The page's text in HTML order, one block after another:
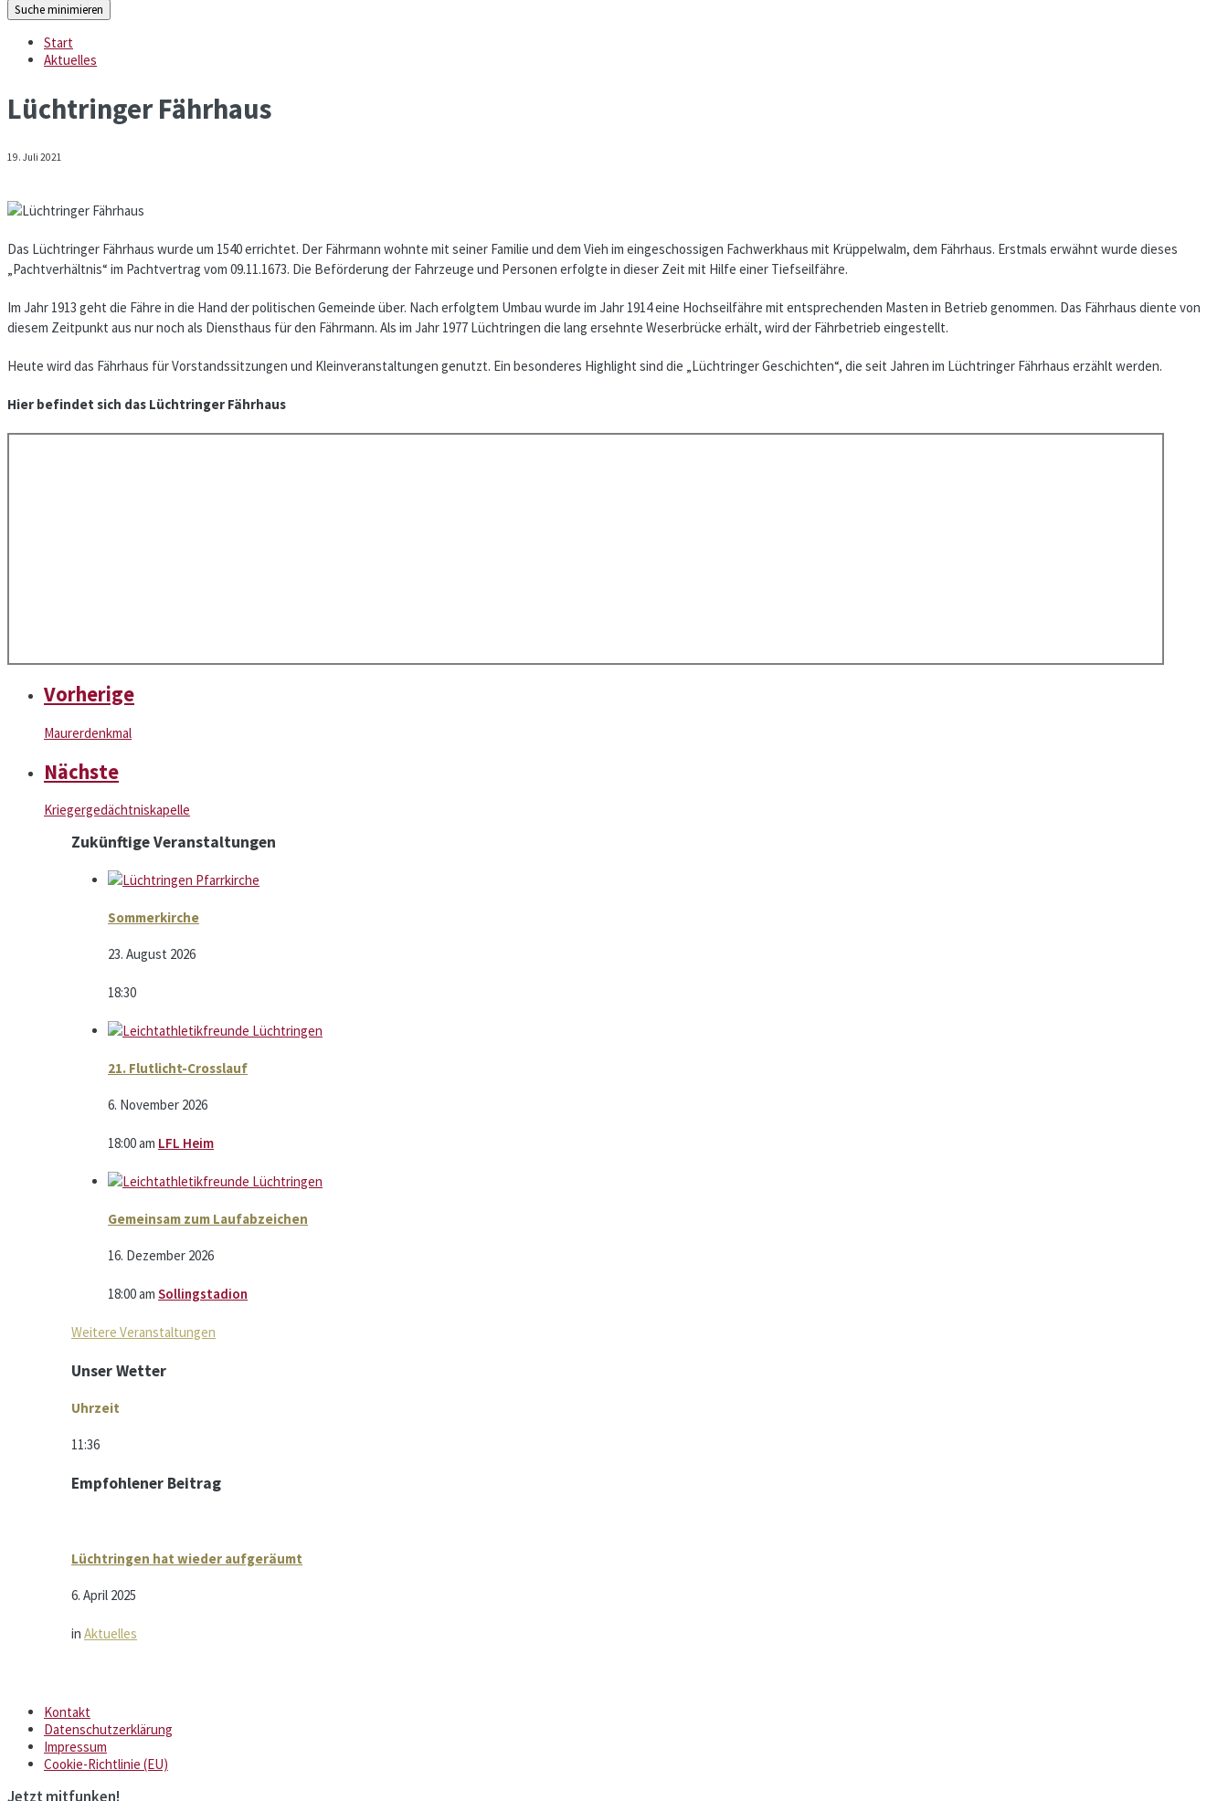
Suche minimieren
Start
Aktuelles
Lüchtringer Fährhaus
19. Juli 2021
Das Lüchtringer Fährhaus wurde um 1540 er­richtet. Der Fährmann wohnte mit seiner Fa­mi­lie und dem Vieh im eingeschossigen Fach­werk­haus mit Krüppelwalm, dem Fährhaus. Erstmals erwähnt wurde dieses
„Pachtverhältnis“ im Pachtvertrag vom 09.11.1673. Die Beförderung der Fahrzeuge und Personen erfolgte in dieser Zeit mit Hilfe einer Tiefseilfähre.
Im Jahr 1913 geht die Fähre in die Hand der po­li­tischen Gemeinde über. Nach er­folg­tem Umbau wurde im Jahr 1914 eine Hochseilfähre mit entsprechenden Masten in Betrieb genommen. Das Fährhaus diente von
diesem Zeitpunkt aus nur noch als Diensthaus für den Fährmann. Als im Jahr 1977 Lüchtringen die lang ersehnte We­ser­brücke erhält, wird der Fährbetrieb eingestellt.
Heute wird das Fährhaus für Vorstands­sit­zungen und Kleinveranstaltungen genutzt. Ein besonderes Highlight sind die „Lüchtringer Ge­schichten“, die seit Jahren im Lüchtringer Fährhaus erzählt werden.
Hier befindet sich das Lüchtringer Fährhaus
Vorherige
Maurerdenkmal
Nächste
Kriegergedächtnis­kapelle
Zukünftige Veranstaltungen
Sommerkirche
23. August 2026
18:30
21. Flutlicht-Crosslauf
6. November 2026
18:00am LFL Heim
Gemeinsam zum Laufabzeichen
16. Dezember 2026
18:00am Sollingstadion
Weitere Veranstaltungen
Unser Wetter
Uhrzeit
11:36
Empfohlener Beitrag
Lüchtringen hat wieder aufgeräumt
6. April 2025
in Aktuelles
Kontakt
Datenschutzerklärung
Impressum
Cookie-Richtlinie (EU)
Jetzt mitfunken!